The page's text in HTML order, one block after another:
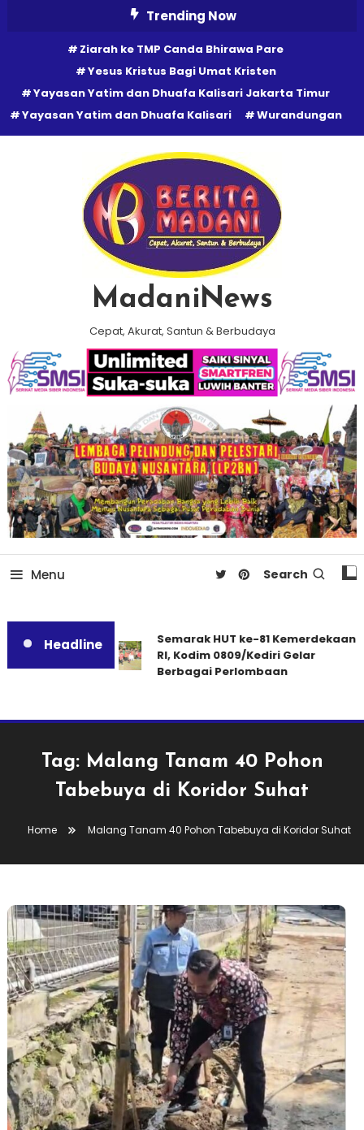
Trending Now
Ziarah ke TMP Canda Bhirawa Pare
Yesus Kristus Bagi Umat Kristen
Yayasan Yatim dan Dhuafa Kalisari Jakarta Timur
Yayasan Yatim dan Dhuafa Kalisari
Wurandungan
MadaniNews
Cepat, Akurat, Santun & Berbudaya
Menu Search
Headline
Semarak HUT ke-81 Kemerdekaan
RI, Kodim 0809/Kediri Gelar
Berbagai Perlombaan
Tag: Malang Tanam 40 Pohon
Tabebuya di Koridor Suhat
Home Malang Tanam 40 Pohon Tabebuya di Koridor Suhat